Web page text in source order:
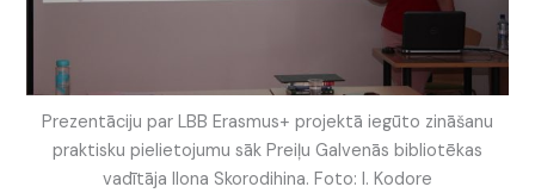
Prezentāciju par LBB Erasmus+ projektā iegūto zināšanu
praktisku pielietojumu sāk Preiļu Galvenās bibliotēkas
vadītāja Ilona Skorodihina. Foto: I. Kodore